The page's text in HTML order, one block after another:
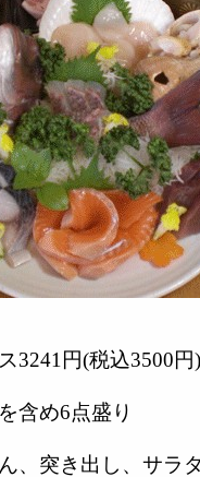
3241円(税込3500円)
含め6点盛り
、突き出し、サラ